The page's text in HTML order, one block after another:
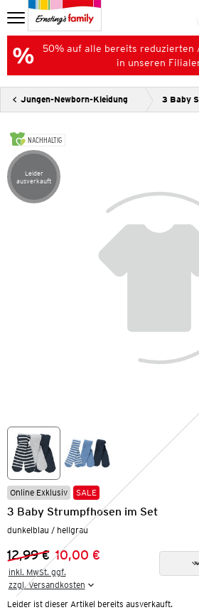
50% auf alle bereits reduzierten
in unseren
Jungen-Newborn-Kleidung 3 Baby
NACHHALTIG
Artikel leider ausverkauft
Leider
ausverkauft
Online Exklusiv SALE
3 Baby Strumpfhosen im Set
dunkelblau / hellgrau
Vorheriger Preis:
12,99 €
Neuer Preis:
10,00 €
inkl. MwSt. ggf.
zzgl. Versandkosten
Leider ist dieser Artikel bereits ausverkauft.